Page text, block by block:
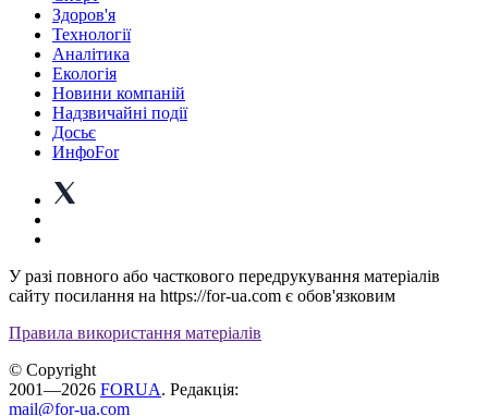
Здоров'я
Технології
Аналітика
Екологія
Новини компаній
Надзвичайні події
Досьє
ИнфоFor
У разі повного або часткового передрукування матеріалів
сайту посилання на https://for-ua.com є обов'язковим
Правила використання матеріалів
© Copyright
2001—2026 FORUA. Редакція:
mail@for-ua.com